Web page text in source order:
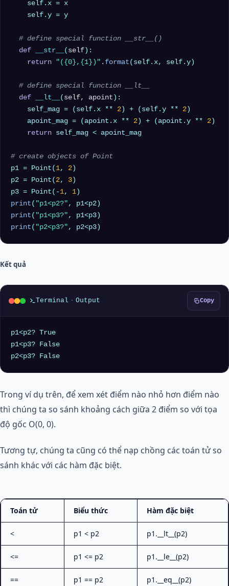
    self.x = x
    self.y = y
# define special function __str__()
def
__str__ ( self ):
return
"({0},{1})" . format (self.x, self.y)
# define special function __lt__
def
__lt__ ( self, apoint ):
    self_mag = (self.x **
2 ) + (self.y ** 2 )
    apoint_mag = (apoint.x **
2 ) + (apoint.y ** 2 )
return self_mag < apoint_mag
# create objects of Point
p1 = Point( 1, 2 )
p2 = Point( 2, 3 )
p3 = Point(-1, 1
print ( "p1<p2?"
print ( "p1<p3?"
print ( "p2<p3?"
Kết quả
Terminal · Output Copy
p1<p2? True
p1<p3? False
Trong ví dụ trên, để xem xét điểm nào nhỏ hơn điểm nào
thì chúng ta so sánh khoảng cách giữa 2 điểm so với tọa
độ gốc O(0, 0).
Tương tự, chúng ta cũng có thể nạp chồng các toán tử so
sánh khác với các hàm đặc biệt.
Toán tử Biểu thức Hàm đặc biệt
< p1 < p2 p1.__lt__(p2)
<= p1 <= p2 p1.__le__(p2)
== p1 == p2 p1.__eq__(p2)